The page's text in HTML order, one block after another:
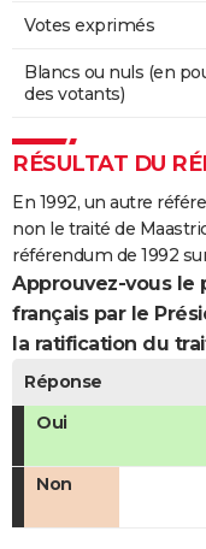
Votes exprimés
Blancs ou nuls (en
des votants)
RÉSULTAT DU
En 1992, un autre
non le traité de
référendum de 1992
Approuvez-vous le
français par le
la ratification du
Réponse
Oui
Non